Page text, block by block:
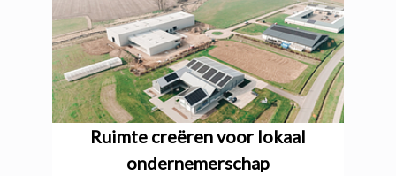
Ruimte creëren voor lokaal
ondernemerschap